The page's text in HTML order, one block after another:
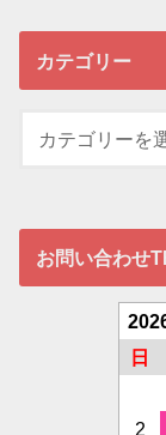
カテゴリー
お問い合わせ
日
2